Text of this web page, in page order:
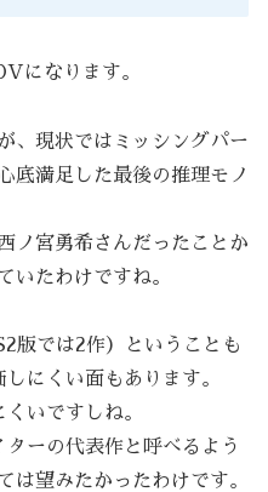
になります。
、現状ではミッシングパー
底満足した最後の推理モノ
ノ宮勇希さんだったことか
いたわけですね。
版では2作）ということも
にくい面もあります。
いですしね。
ーの代表作と呼べるよう
は望みたかったわけです。